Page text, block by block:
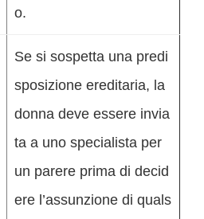
o.
Se si sospetta una predi
sposizione ereditaria, la
donna deve essere invia
ta a uno specialista per
un parere prima di decid
ere l’assunzione di quals